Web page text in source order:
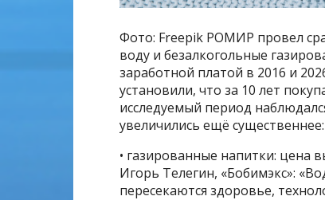
Фото: Freepik РОМИР провел
воду и безалкогольные
заработной платой в 2016 и
установили, что за 10 лет
исследуемый период
увеличились ещё существеннее:
• газированные напитки: цена
Игорь Телегин, «Бобимэкс»:
пересекаются здоровье,